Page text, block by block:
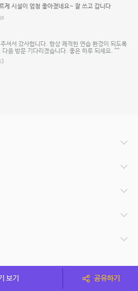
게 시설이 엄청 좋아졌네요~ 잘 쓰고 갑니다
셔서 감사합니다. 항상 쾌적한 연습 환경이 되도록
다음 방문 기다리겠습니다. 좋은 하루 되세요. ^^
보기 공유하기